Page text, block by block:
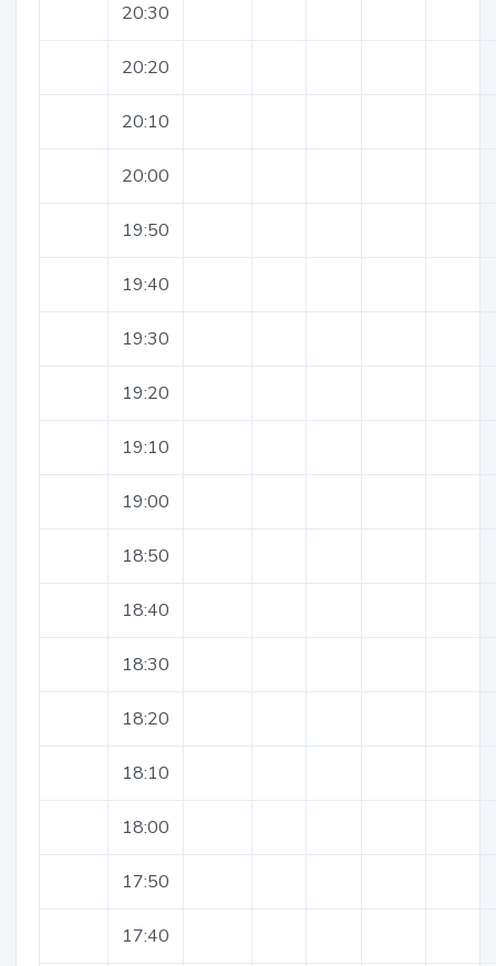
20:30
20:20
20:10
20:00
19:50
19:40
19:30
19:20
19:10
19:00
18:50
18:40
18:30
18:20
18:10
18:00
17:50
17:40